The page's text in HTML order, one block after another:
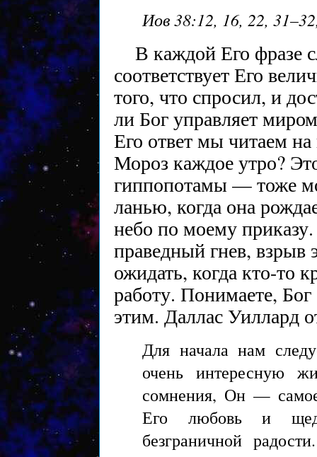
Иов 38:12, 16, 22,
В каждой Его фразе
соответствует Его
того, что спросил, и
ли Бог управляет
Его ответ мы читаем
Мороз каждое утро?
гиппопотамы — тоже
ланью, когда она
небо по моему
праведный гнев,
ожидать, когда кто-то
работу. Понимаете,
этим. Даллас Уиллард
Для начала нам
очень интересную
сомнения, Он —
Его любовь и
безграничной